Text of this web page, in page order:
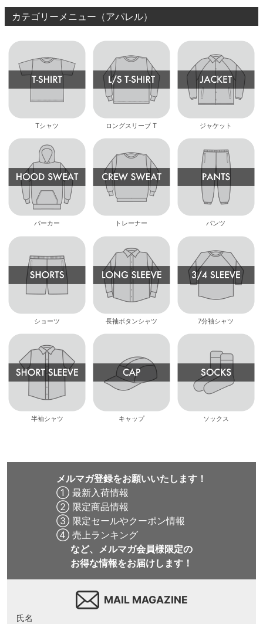
カテゴリーメニュー（アパレル）
Tシャツ ロングスリーブ T ジャケット
パーカー トレーナー パンツ
ショーツ 長袖ボタンシャツ 7分袖シャツ
半袖シャツ キャップ ソックス
メルマガ登録をお願いいたします！
① 最新入荷情報
② 限定商品情報
③ 限定セールやクーポン情報
④ 売上ランキング
など、メルマガ会員様限定の
お得な情報をお届けします！
MAIL MAGAZINE
氏名